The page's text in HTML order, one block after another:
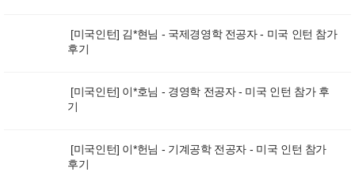
[미국인턴] 김*현님 - 국제경영학 전공자 - 미국 인턴 참가
후기
[미국인턴] 이*호님 - 경영학 전공자 - 미국 인턴 참가 후
기
[미국인턴] 이*헌님 - 기계공학 전공자 - 미국 인턴 참가
후기